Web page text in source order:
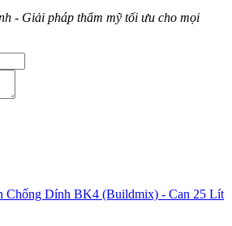
- Giải pháp thẩm mỹ tối ưu cho mọi